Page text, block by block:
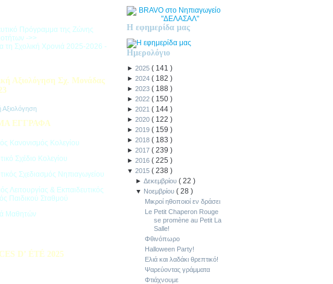
Πρόγραμμα της Ζώνης
->>
τη Σχολική Χρονιά 2025-2026 -
Αξιολόγηση Σχ. Μονάδας
Αξιολόγηση
ΕΓΓΡΑΦΑ
Κανονισμός Κολεγίου
Σχέδιο Κολεγίου
Σχεδιασμός Νηπιαγωγείου
Λειτουργίας & Εκπαιδευτικός
Παιδικού Σταθμού
Μαθητών
D’ ÉTÉ 2025
Η εφημερίδα μας
Ημερολόγιο
► 2025 ( 141 )
► 2024 ( 182 )
► 2023 ( 188 )
► 2022 ( 150 )
► 2021 ( 144 )
► 2020 ( 122 )
► 2019 ( 159 )
► 2018 ( 183 )
► 2017 ( 239 )
► 2016 ( 225 )
▼ 2015 ( 238 )
►Δεκεμβρίου(22)
▼ Νοεμβρίου(28)
Μικροί ηθοποιοί εν δράσει
Le Petit Chaperon Rouge
se promène au Petit La
Salle!
Φθινόπωρο
Halloween Party!
Ελιά και λαδάκι θρεπτικό!
Ψαρεύοντας γράμματα
Φτιάχνουμε